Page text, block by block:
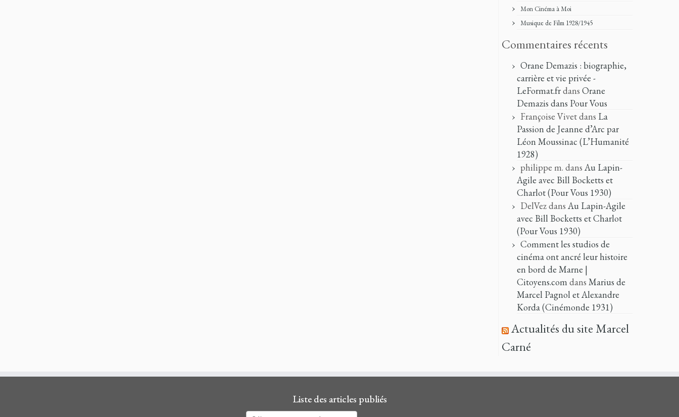
Mon Cinéma à Moi
Musique de Film 1928/1945
Commentaires récents
Orane Demazis : biographie,
carrière et vie privée -
LeFormat.frdans Orane
Demazis dans Pour Vous
Françoise Vivetdans La
Passion de Jeanne d’Arc par
Léon Moussinac (L’Humanité
1928)
philippe m. dans Au Lapin-
Agile avec Bill Bocketts et
Charlot (Pour Vous 1930)
DelVezdans Au Lapin-Agile
avec Bill Bocketts et Charlot
(Pour Vous 1930)
Comment les studios de
cinéma ont ancré leur histoire
en bord de Marne |
Citoyens.comdans Marius de
Marcel Pagnol et Alexandre
Korda (Cinémonde 1931)
Actualités du site Marcel
Carné
Liste des articles publiés